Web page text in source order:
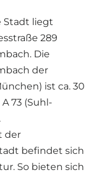
Stadt liegt
289
Die
der
ist ca. 30
73 (Suhl-
der
befindet sich
So bieten sich